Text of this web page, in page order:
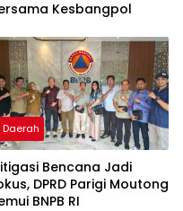
Kesbangpol
Daerah
Bencana Jadi
DPRD Parigi Moutong
BNPB RI